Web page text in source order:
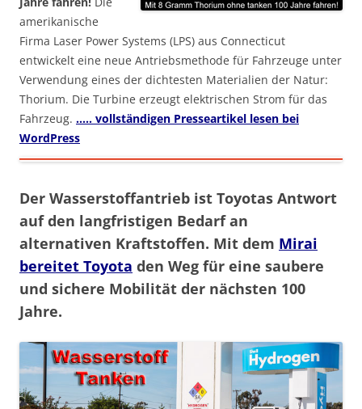
amerikanische
Firma Laser Power Systems (LPS) aus Connecticut
entwickelt eine neue Antriebsmethode für Fahrzeuge unter
Verwendung eines der dichtesten Materialien der Natur:
Thorium. Die Turbine erzeugt elektrischen Strom für das
Fahrzeug. ….. vollständigen Presseartikel lesen bei
WordPress
Der Wasserstoffantrieb ist Toyotas Antwort
auf den langfristigen Bedarf an
alternativen Kraftstoffen. Mit dem Mirai
bereitet Toyota den Weg für eine saubere
und sichere Mobilität der nächsten 100
Jahre.